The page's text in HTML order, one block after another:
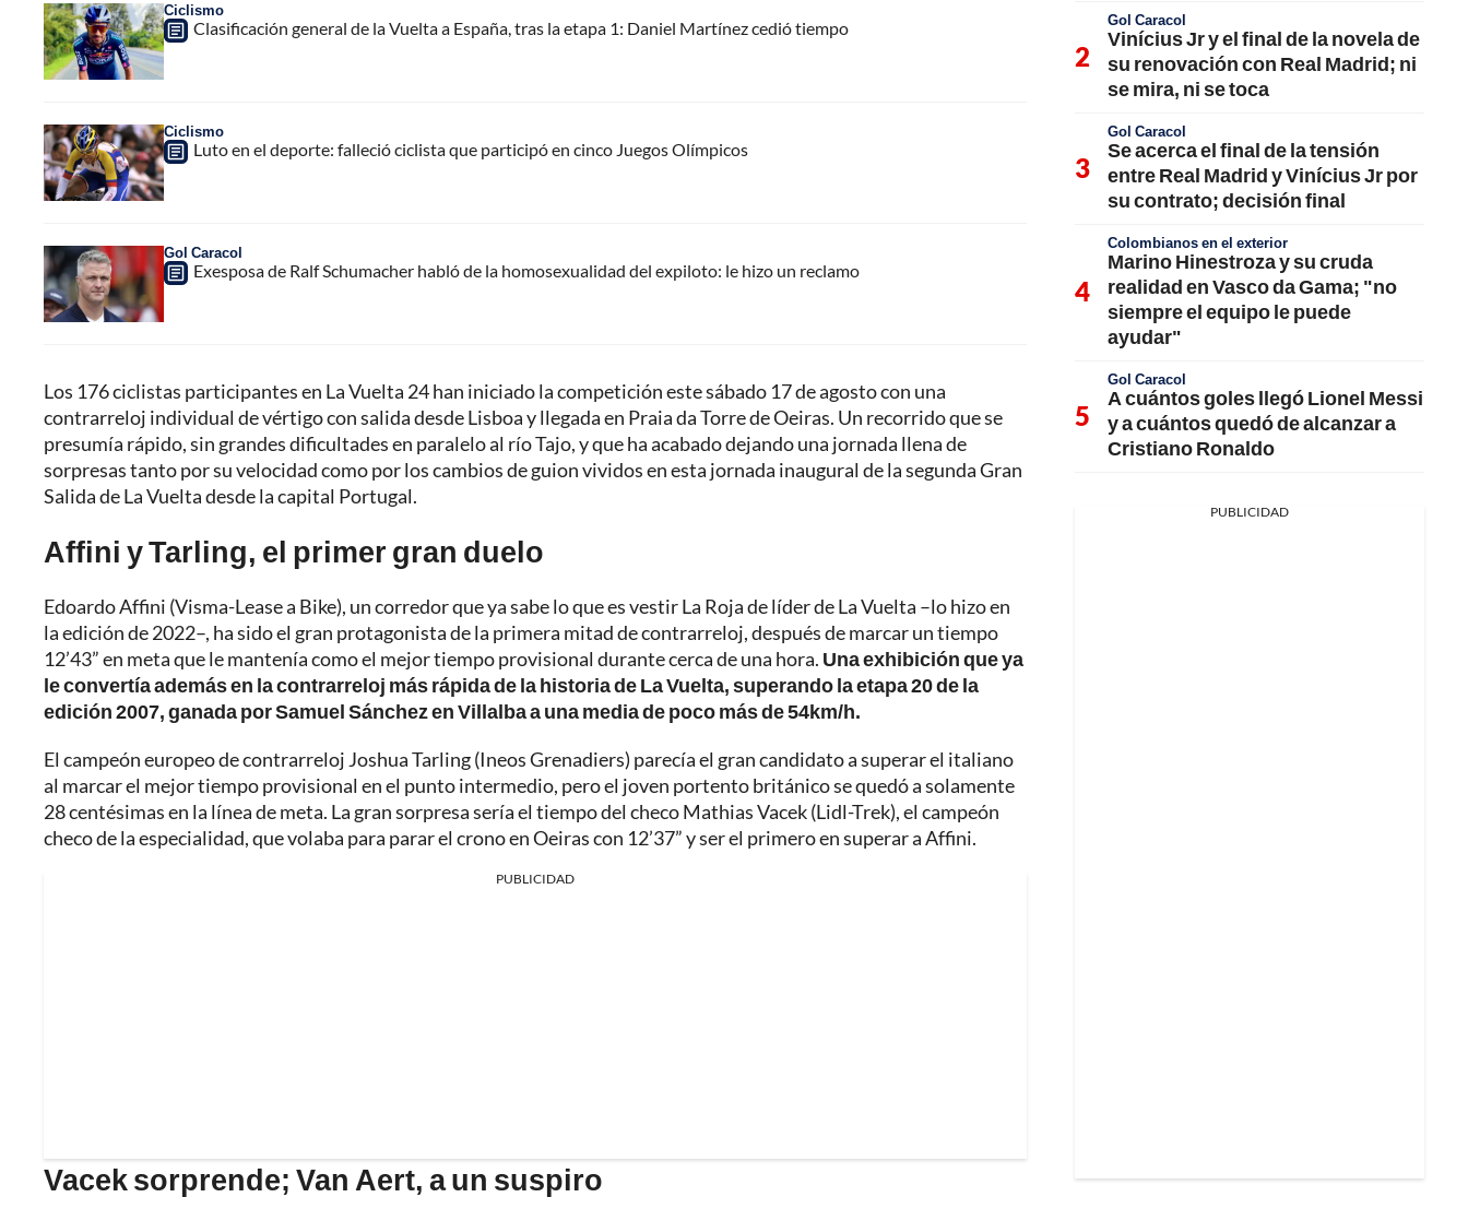
Ciclismo
Clasificación general de la Vuelta a España, tras la etapa 1: Daniel Martínez cedió tiempo
Ciclismo
Luto en el deporte: falleció ciclista que participó en cinco Juegos Olímpicos
Gol Caracol
Exesposa de Ralf Schumacher habló de la homosexualidad del expiloto: le hizo un reclamo
Los 176 ciclistas participantes en La Vuelta 24 han iniciado la competición este sábado 17 de agosto con una
contrarreloj individual de vértigo con salida desde Lisboa y llegada en Praia da Torre de Oeiras. Un recorrido que se
presumía rápido, sin grandes dificultades en paralelo al río Tajo, y que ha acabado dejando una jornada llena de
sorpresas tanto por su velocidad como por los cambios de guion vividos en esta jornada inaugural de la segunda Gran
Salida de La Vuelta desde la capital Portugal.
Affini y Tarling, el primer gran duelo
Edoardo Affini (Visma-Lease a Bike), un corredor que ya sabe lo que es vestir La Roja de líder de La Vuelta –lo hizo en
la edición de 2022–, ha sido el gran protagonista de la primera mitad de contrarreloj, después de marcar un tiempo
12’43” en meta que le mantenía como el mejor tiempo provisional durante cerca de una hora. Una exhibición que ya
le convertía además en la contrarreloj más rápida de la historia de La Vuelta, superando la etapa 20 de la
edición 2007, ganada por Samuel Sánchez en Villalba a una media de poco más de 54km/h.
El campeón europeo de contrarreloj Joshua Tarling (Ineos Grenadiers) parecía el gran candidato a superar el italiano
al marcar el mejor tiempo provisional en el punto intermedio, pero el joven portento británico se quedó a solamente
28 centésimas en la línea de meta. La gran sorpresa sería el tiempo del checo Mathias Vacek (Lidl-Trek), el campeón
checo de la especialidad, que volaba para parar el crono en Oeiras con 12’37” y ser el primero en superar a Affini.
PUBLICIDAD
Vacek sorprende; Van Aert, a un suspiro
Gol Caracol
Vinícius Jr y el final de la novela de
su renovación con Real Madrid; ni
se mira, ni se toca
Gol Caracol
Se acerca el final de la tensión
entre Real Madrid y Vinícius Jr por
su contrato; decisión final
Colombianos en el exterior
Marino Hinestroza y su cruda
realidad en Vasco da Gama; "no
siempre el equipo le puede
ayudar"
Gol Caracol
A cuántos goles llegó Lionel Messi
y a cuántos quedó de alcanzar a
Cristiano Ronaldo
PUBLICIDAD